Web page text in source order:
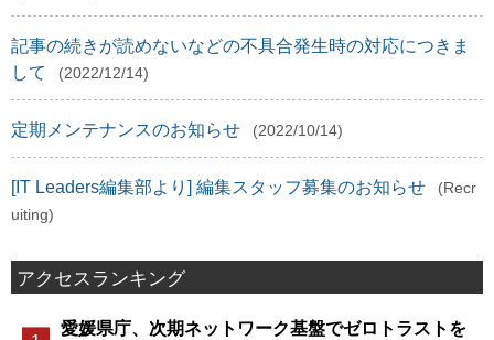
記事の続きが読めないなどの不具合発生時の対応につきま
して
(2022/12/14)
定期メンテナンスのお知らせ (2022/10/14)
[IT Leaders編集部より] 編集スタッフ募集のお知らせ
(Recr
uiting)
アクセスランキング
愛媛県庁、次期ネットワーク基盤でゼロトラストを